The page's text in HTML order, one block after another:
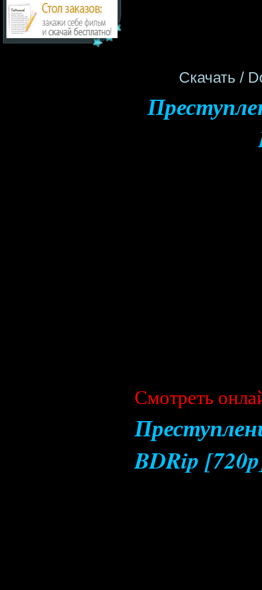
Cкачать /
Cмотреть
BDRip